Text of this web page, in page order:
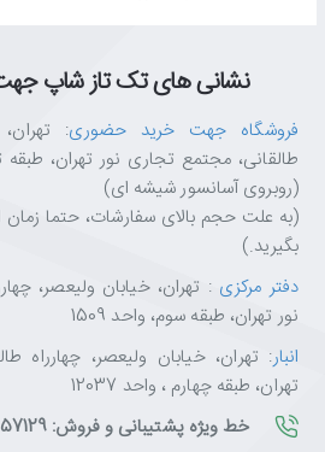
نشانی های تک تاز شاپ
فروشگاه جهت خرید حضوری:
(روبروی آسانسور شیشه ای)
بگیرید.)
دفتر مرکزی : تهران، خیابان ولیعصر،
نور تهران، طبقه سوم، واحد 1509
انبار: تهران، خیابان ولیعصر، چهارراه
تهران، طبقه چهارم ، واحد 12037
خط ویژه پشتیبانی و فروش: 57129-021